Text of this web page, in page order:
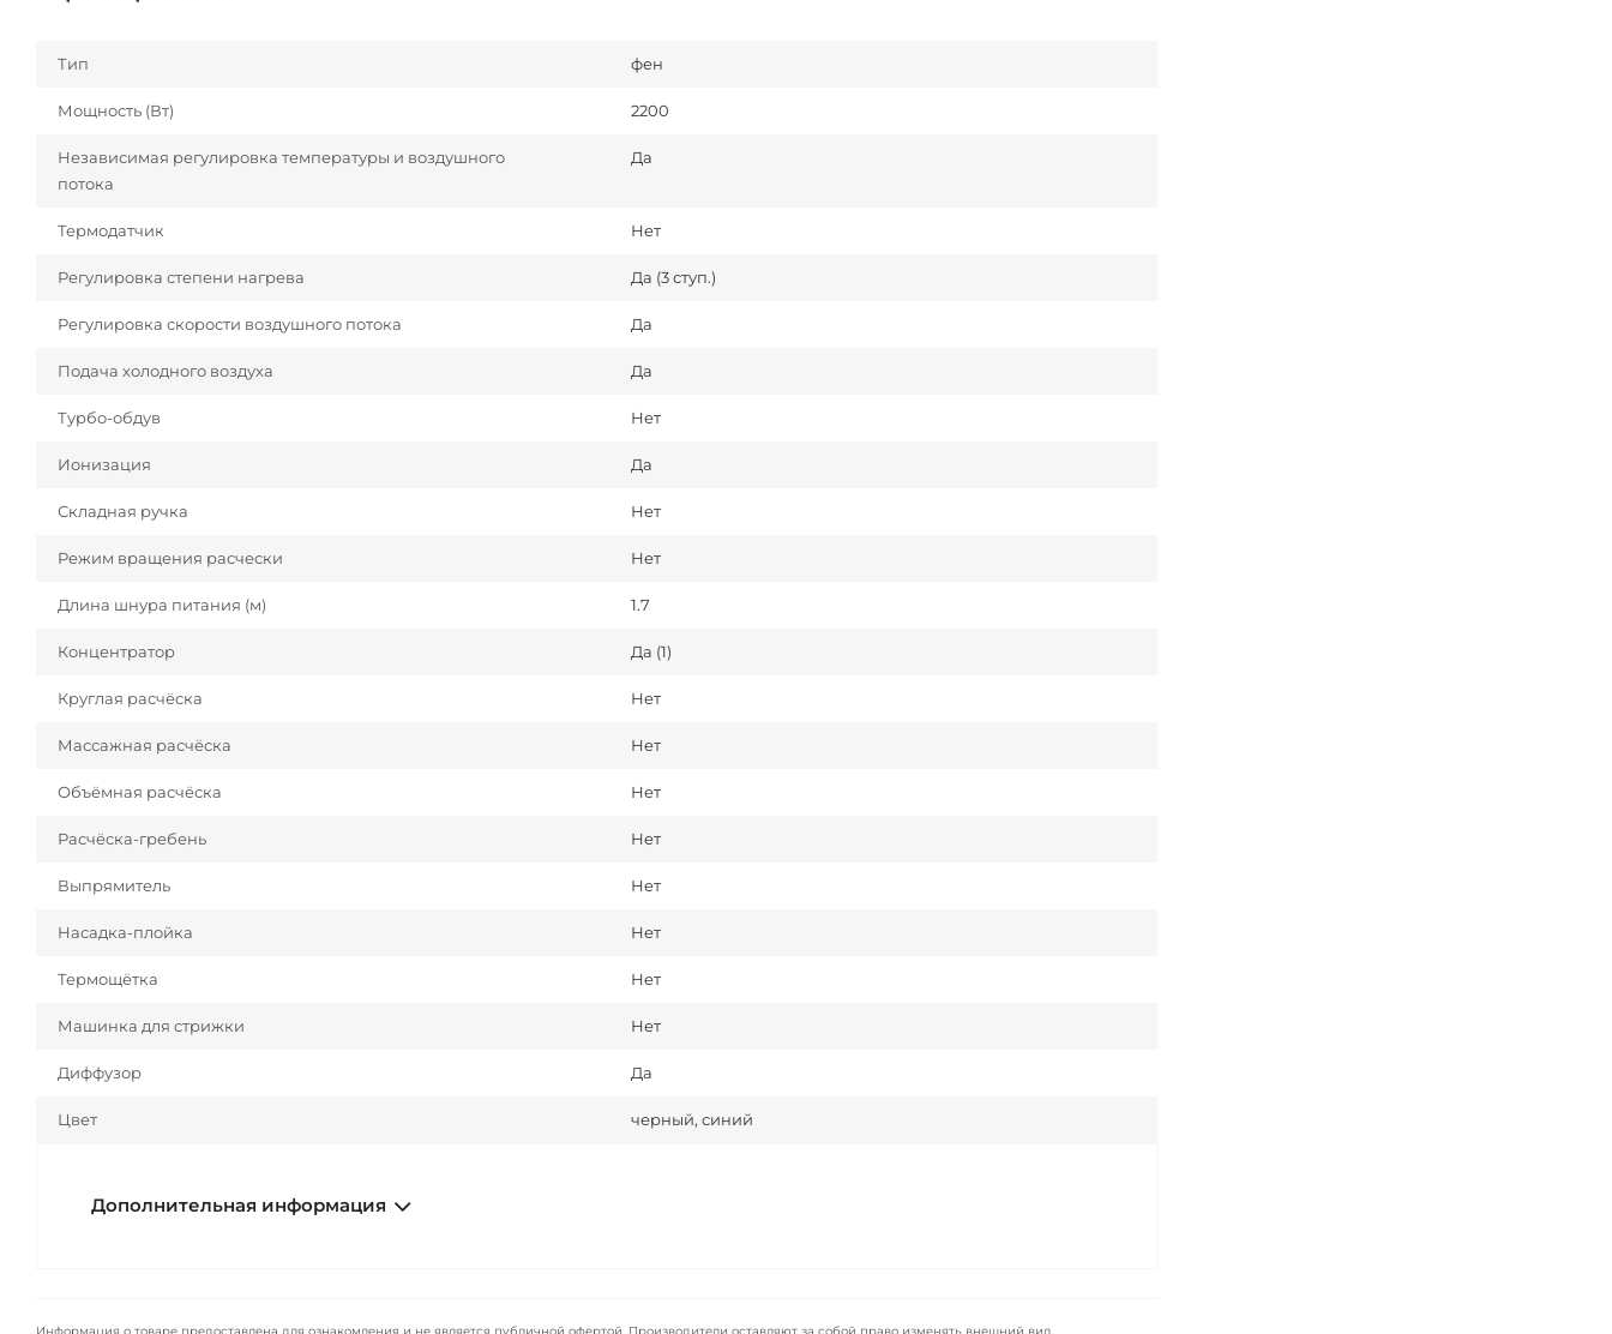
Тип фен
Мощность (Вт) 2200
Независимая регулировка температуры и воздушного
потока
Да
Термодатчик Нет
Регулировка степени нагрева Да (3 ступ.)
Регулировка скорости воздушного потока Да
Подача холодного воздуха Да
Турбо-обдув Нет
Ионизация Да
Складная ручка Нет
Режим вращения расчески Нет
Длина шнура питания (м) 1.7
Концентратор Да (1)
Круглая расчёска Нет
Массажная расчёска Нет
Объёмная расчёска Нет
Расчёска-гребень Нет
Выпрямитель Нет
Насадка-плойка Нет
Термощётка Нет
Машинка для стрижки Нет
Диффузор Да
Цвет черный, синий
Дополнительная информация